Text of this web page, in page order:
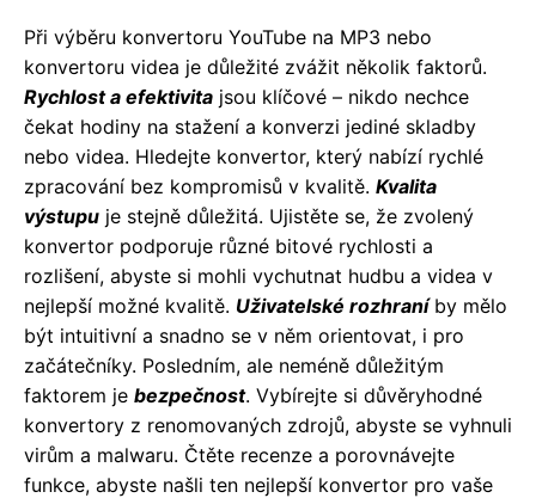
Při výběru konvertoru YouTube na MP3 nebo
konvertoru videa je důležité zvážit několik faktorů.
Rychlost a efektivita jsou klíčové – nikdo nechce
čekat hodiny na stažení a konverzi jediné skladby
nebo videa. Hledejte konvertor, který nabízí rychlé
zpracování bez kompromisů v kvalitě. Kvalita
výstupu je stejně důležitá. Ujistěte se, že zvolený
konvertor podporuje různé bitové rychlosti a
rozlišení, abyste si mohli vychutnat hudbu a videa v
nejlepší možné kvalitě. Uživatelské rozhraníby mělo
být intuitivní a snadno se v něm orientovat, i pro
začátečníky. Posledním, ale neméně důležitým
faktorem je bezpečnost. Vybírejte si důvěryhodné
konvertory z renomovaných zdrojů, abyste se vyhnuli
virům a malwaru. Čtěte recenze a porovnávejte
funkce, abyste našli ten nejlepší konvertor pro vaše